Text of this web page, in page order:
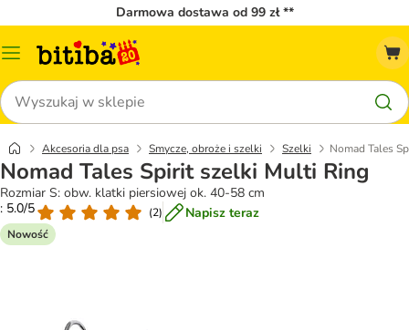
Darmowa dostawa od 99 zł **
Menu
Szukaj
Akcesoria dla psa Smycze, obroże i szelki Szelki Nomad Tales
Nomad Tales Spirit szelki Multi Ring
Rozmiar S: obw. klatki piersiowej ok. 40-58 cm
: 5.0/5
(2) Napisz teraz
Nowość